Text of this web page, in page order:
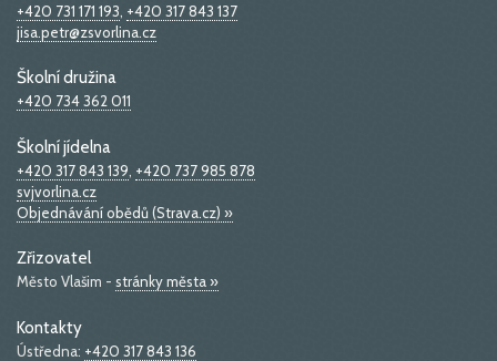
+420 731 171 193 +420 317 843 137
jisa.petr@zsvorlina.cz
Školní družina
+420 734 362 011
Školní jídelna
+420 317 843 139 +420 737 985 878
svjvorlina.cz
Objednávání obědů (Strava.cz) »
Zřizovatel
Město Vlašim - stránky města »
Kontakty
Ústředna: +420 317 843 136